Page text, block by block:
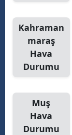
Kahraman
maraş
Hava
Durumu
Muş
Hava
Durumu